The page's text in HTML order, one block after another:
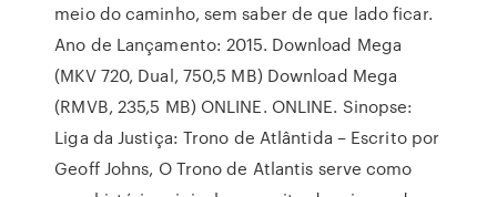
meio do caminho, sem saber de que lado ficar.
Ano de Lançamento: 2015. Download Mega
(MKV 720, Dual, 750,5 MB) Download Mega
(RMVB, 235,5 MB) ONLINE. ONLINE. Sinopse:
Liga da Justiça: Trono de Atlântida – Escrito por
Geoff Johns, O Trono de Atlantis serve como